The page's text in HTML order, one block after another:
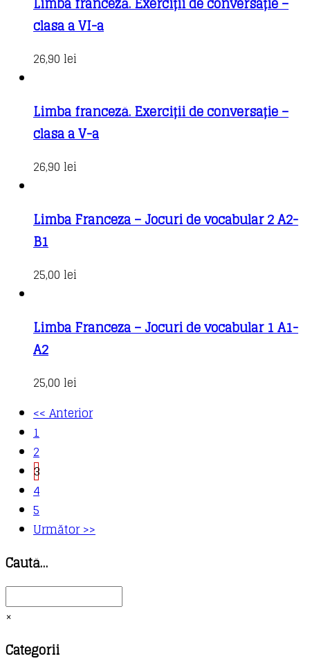
clasa a VI-a
26,90 lei
Limba franceză. Exerciții de conversație –
clasa a V-a
26,90 lei
Limba Franceza – Jocuri de vocabular 2 A2-
B1
25,00 lei
Limba Franceza – Jocuri de vocabular 1 A1-
A2
25,00 lei
<< Anterior
1
2
3
4
5
Următor >>
Caută…
×
Categorii